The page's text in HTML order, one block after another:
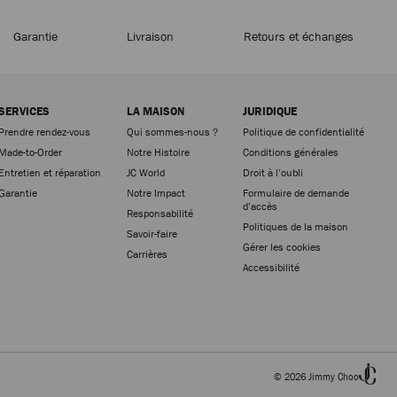
Garantie Livraison Retours et échanges
rendez-vous
to-Order
et réparation
LA MAISON
Qui sommes-nous ?
Notre Histoire
JC World
Notre Impact
Responsabilité
Savoir-faire
Carrières
JURIDIQUE
Politique de confidentialité
Conditions générales
Droit à l’oubli
Formulaire de demande
d’accès
Politiques de la maison
Gérer les cookies
Accessibilité
© 2026 Jimmy Choo